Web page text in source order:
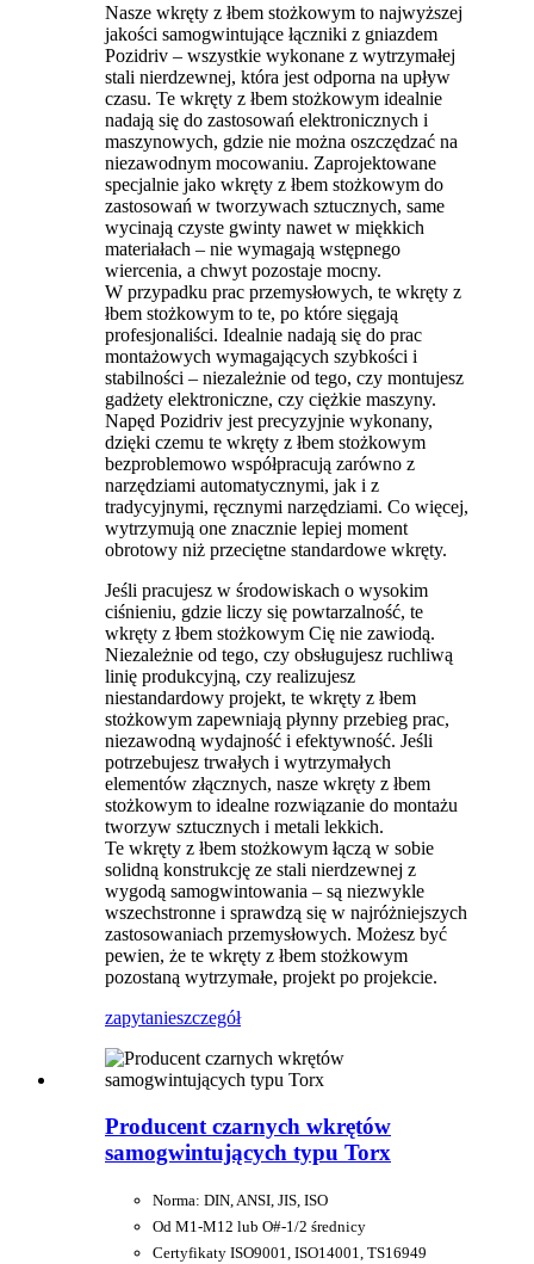
Nasze wkręty z łbem stożkowym to najwyższej
jakości samogwintujące łączniki z gniazdem
Pozidriv – wszystkie wykonane z wytrzymałej
stali nierdzewnej, która jest odporna na upływ
czasu. Te wkręty z łbem stożkowym idealnie
nadają się do zastosowań elektronicznych i
maszynowych, gdzie nie można oszczędzać na
niezawodnym mocowaniu. Zaprojektowane
specjalnie jako wkręty z łbem stożkowym do
zastosowań w tworzywach sztucznych, same
wycinają czyste gwinty nawet w miękkich
materiałach – nie wymagają wstępnego
wiercenia, a chwyt pozostaje mocny.​
W przypadku prac przemysłowych, te wkręty z
łbem stożkowym to te, po które sięgają
profesjonaliści. Idealnie nadają się do prac
montażowych wymagających szybkości i
stabilności – niezależnie od tego, czy montujesz
gadżety elektroniczne, czy ciężkie maszyny.
Napęd Pozidriv jest precyzyjnie wykonany,
dzięki czemu te wkręty z łbem stożkowym
bezproblemowo współpracują zarówno z
narzędziami automatycznymi, jak i z
tradycyjnymi, ręcznymi narzędziami. Co więcej,
wytrzymują one znacznie lepiej moment
obrotowy niż przeciętne standardowe wkręty.
Jeśli pracujesz w środowiskach o wysokim
ciśnieniu, gdzie liczy się powtarzalność, te
wkręty z łbem stożkowym Cię nie zawiodą.
Niezależnie od tego, czy obsługujesz ruchliwą
linię produkcyjną, czy realizujesz
niestandardowy projekt, te wkręty z łbem
stożkowym zapewniają płynny przebieg prac,
niezawodną wydajność i efektywność. Jeśli
potrzebujesz trwałych i wytrzymałych
elementów złącznych, nasze wkręty z łbem
stożkowym to idealne rozwiązanie do montażu
tworzyw sztucznych i metali lekkich.
Te wkręty z łbem stożkowym łączą w sobie
solidną konstrukcję ze stali nierdzewnej z
wygodą samogwintowania – są niezwykle
wszechstronne i sprawdzą się w najróżniejszych
zastosowaniach przemysłowych. Możesz być
pewien, że te wkręty z łbem stożkowym
pozostaną wytrzymałe, projekt po projekcie.
zapytanieszczegół
Producent czarnych wkrętów
samogwintujących typu Torx
Norma: DIN, ANSI, JIS, ISO
Od M1-M12 lub O#-1/2 średnicy
Certyfikaty ISO9001, ISO14001, TS16949